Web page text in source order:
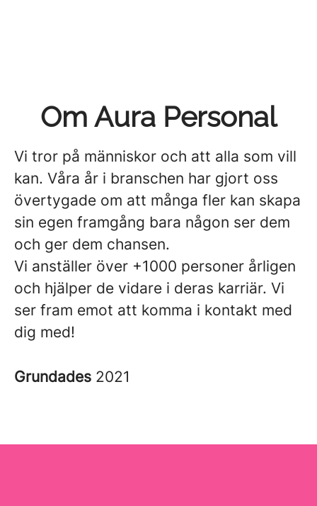
Om Aura Personal
Vi tror på människor och att alla som vill
kan. Våra år i branschen har gjort oss
övertygade om att många fler kan skapa
sin egen framgång bara någon ser dem
och ger dem chansen.
Vi anställer över +1000 personer årligen
och hjälper de vidare i deras karriär. Vi
ser fram emot att komma i kontakt med
dig med!
Grundades 2021